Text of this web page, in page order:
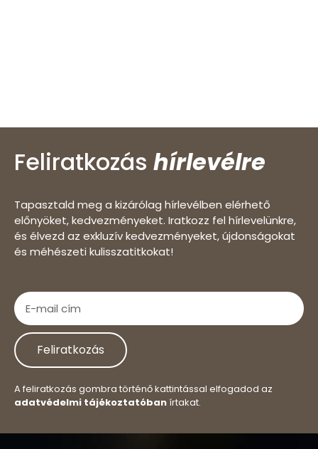
Feliratkozás hírlevélre
Tapasztald meg a kizárólag hírlevélben elérhető
előnyöket, kedvezményeket. Iratkozz fel hírlevelünkre,
és élvezd az exkluzív kedvezményeket, újdonságokat
és méhészeti kulisszatitkokat!
Feliratkozás
A feliratkozás gombra történő kattintással elfogadod az
adatvédelmi tájékoztatóban írtakat.